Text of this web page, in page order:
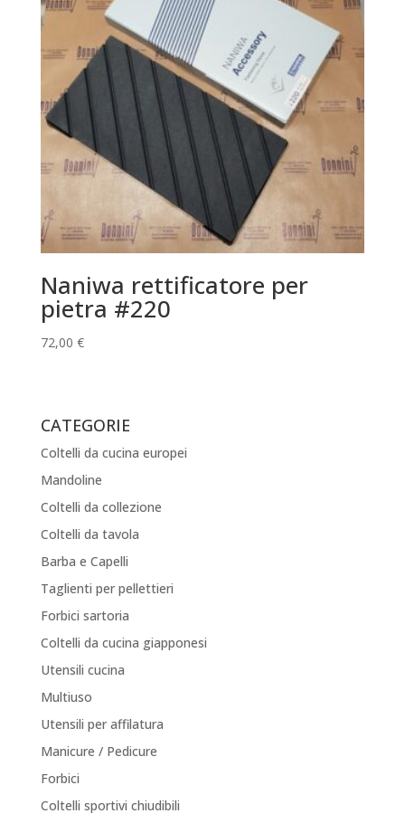
Naniwa rettificatore per
pietra #220
72,00 €
CATEGORIE
Coltelli da cucina europei
Mandoline
Coltelli da collezione
Coltelli da tavola
Barba e Capelli
Taglienti per pellettieri
Forbici sartoria
Coltelli da cucina giapponesi
Utensili cucina
Multiuso
Utensili per affilatura
Manicure / Pedicure
Forbici
Coltelli sportivi chiudibili